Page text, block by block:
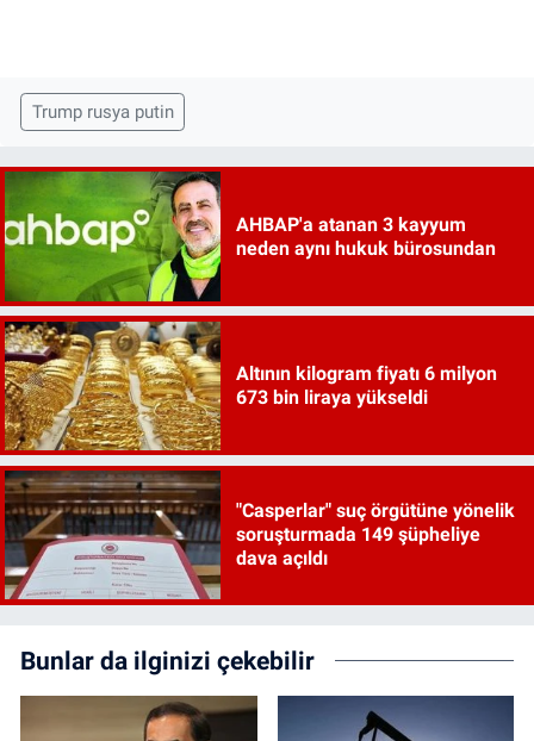
Trump rusya putin
AHBAP'a atanan 3 kayyum
neden aynı hukuk bürosundan
Altının kilogram fiyatı 6 milyon
673 bin liraya yükseldi
"Casperlar" suç örgütüne yönelik
soruşturmada 149 şüpheliye
dava açıldı
Bunlar da ilginizi çekebilir